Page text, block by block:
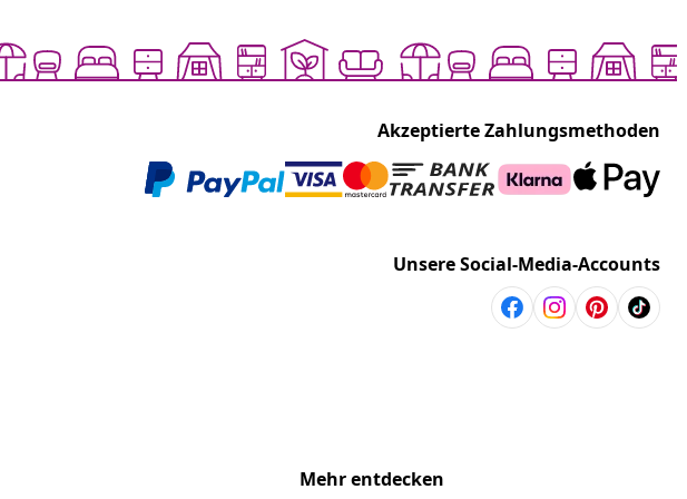
Akzeptierte Zahlungsmethoden
Unsere Social-Media-Accounts
Mehr entdecken